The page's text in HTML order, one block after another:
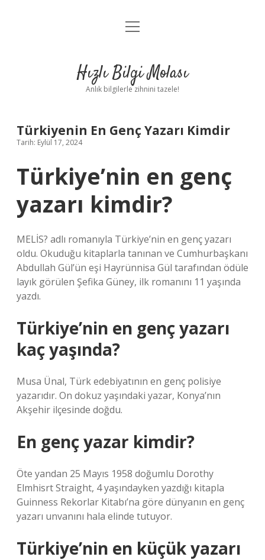
Anasayfa
Yasal Uyarı
menüyü
Hızlı Bilgi Molası
Anlık bilgilerle zihnini tazele!
Türkiyenin En Genç Yazarı Kimdir
Tarih: Eylül 17, 2024
Türkiye’nin en genç
yazarı kimdir?
MELİS? adlı romanıyla Türkiye’nin en genç yazarı
oldu. Okuduğu kitaplarla tanınan ve Cumhurbaşkanı
Abdullah Gül’ün eşi Hayrünnisa Gül tarafından ödüle
layık görülen Şefika Güney, ilk romanını 11 yaşında
yazdı.
Türkiye’nin en genç yazarı
kaç yaşında?
Musa Ünal, Türk edebiyatının en genç polisiye
yazarıdır. On dokuz yaşındaki yazar, Konya’nın
Akşehir ilçesinde doğdu.
En genç yazar kimdir?
Öte yandan 25 Mayıs 1958 doğumlu Dorothy
Elmhisrt Straight, 4 yaşındayken yazdığı kitapla
Guinness Rekorlar Kitabı’na göre dünyanın en genç
yazarı unvanını hala elinde tutuyor.
Türkiye’nin en küçük yazarı